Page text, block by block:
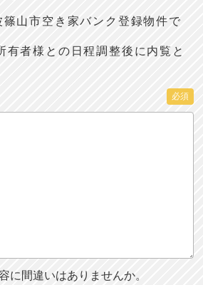
山市空き家バンク登録物件で
有者様との日程調整後に内覧と
必須
に間違いはありませんか。